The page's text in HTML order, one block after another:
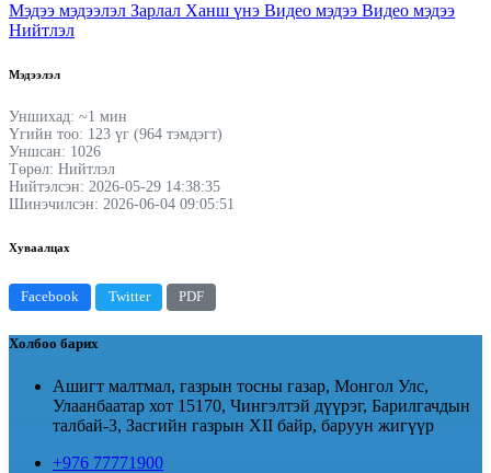
Мэдээ мэдээлэл Зарлал Ханш үнэ Видео мэдээ Видео мэдээ
Нийтлэл
Мэдээлэл
Уншихад: ~1 мин
Үгийн тоо: 123 үг (964 тэмдэгт)
Уншсан: 1026
Төрөл: Нийтлэл
Нийтэлсэн: 2026-05-29 14:38:35
Шинэчилсэн: 2026-06-04 09:05:51
Хуваалцах
Facebook Twitter PDF
Холбоо барих
Ашигт малтмал, газрын тосны газар, Монгол Улс,
Улаанбаатар хот 15170, Чингэлтэй дүүрэг, Барилгачдын
талбай-3, Засгийн газрын XII байр, баруун жигүүр
+976 77771900